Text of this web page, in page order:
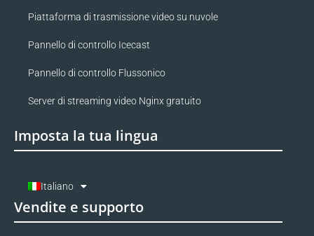
Piattaforma di trasmissione video su nuvole
Pannello di controllo Icecast
Pannello di controllo Flussonico
Server di streaming video Nginx gratuito
Imposta la tua lingua
Italiano
Vendite e supporto